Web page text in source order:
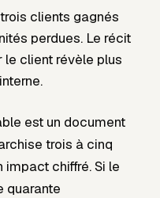
clients gagnés
perdues. Le récit
le client révèle plus
est un document
trois à cinq
chiffré. Si le
quarante